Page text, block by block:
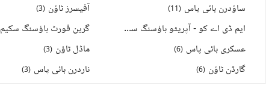
ساؤدرن بائی پاس (
11
)
ایم ڈی اے کو - آپریٹو ہاؤسنگ سکیم
عسکری بائی پاس (
6
)
گارڈن ٹاؤن (
6
)
آفیسرز ٹاؤن (
3
)
گرین فورٹ ہاؤسنگ سکیم
ماڈل ٹاؤن (
3
)
ناردرن بائی پاس (
3
)